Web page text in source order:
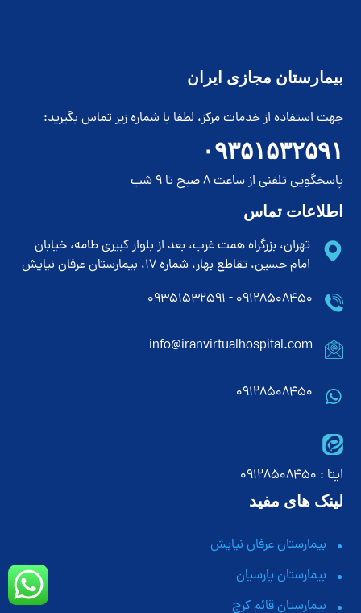
بیمارستان مجازی ایران
جهت استفاده از خدمات مرکز، لطفا با شماره زیر تماس بگیرید:
۰۹۳۵۱۵۳۲۵۹۱
پاسخگویی تلفنی از ساعت 8 صبح تا 9 شب
اطلاعات تماس
تهران، بزرگراه همت غرب، بعد از بلوار کبیری طامه، خیابان
امام حسین، تقاطع بهار، شماره 17، بیمارستان عرفان نیایش
۰۹۱۲۸۵۰۸۴۵۰ - ۰۹۳۵۱۵۳۲۵۹۱
info@iranvirtualhospital.com
09128508450
ایتا : 09128508450
لینک های مفید
بیمارستان عرفان نیایش
بیمارستان پارسیان
بیمارستان قائم کرج